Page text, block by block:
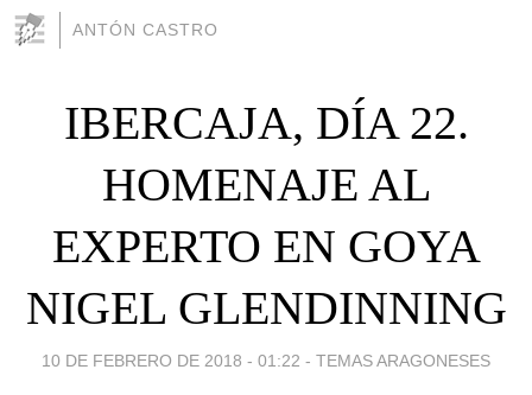
ANTÓN CASTRO
IBERCAJA, DÍA 22.
HOMENAJE AL
EXPERTO EN GOYA
NIGEL GLENDINNING
10 DE FEBRERO DE 2018 - 01:22 - TEMAS ARAGONESES